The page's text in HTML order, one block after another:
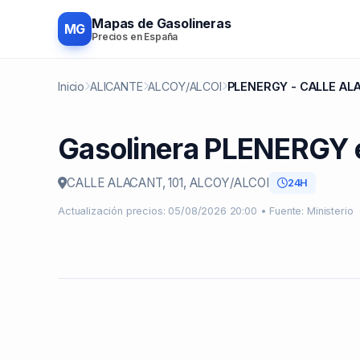
MG Mapas de Gasolineras
Precios en España
Inicio ALICANTE ALCOY/ALCOI PLENERGY - CALLE
Gasolinera
CALLE ALACANT, 101, ALCOY/ALCOI 24H
Actualización precios: 05/08/2026 20:00 • Fuente: Ministerio